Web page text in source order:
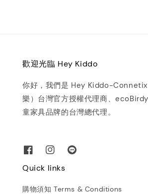
歡迎光臨 Hey Kiddo
你好，我們是 Hey Kiddo-Connetix
樂）台灣官方授權代理商、
童家具品牌的台灣總代理。
Quick links
購物須知 Terms & Conditions